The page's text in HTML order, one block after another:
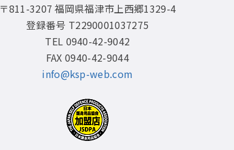
〒811-3207 福岡県福津市上西郷1329-4
登録番号 T2290001037275
TEL 0940-42-9042
FAX 0940-42-9044
info@ksp-web.com